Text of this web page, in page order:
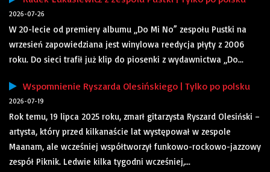
2026-07-26
W 20-lecie od premiery albumu „Do Mi No” zespołu Pustki na
wrzesień zapowiedziana jest winylowa reedycja płyty z 2006
roku. Do sieci trafił już klip do piosenki z wydawnictwa „Do...
Wspomnienie Ryszarda Olesińskiego | Tylko po polsku
2026-07-19
Rok temu, 19 lipca 2025 roku, zmarł gitarzysta Ryszard Olesiński –
artysta, który przed kilkanaście lat występował w zespole
Maanam, ale wcześniej współtworzył funkowo-rockowo-jazzowy
zespół Piknik. Ledwie kilka tygodni wcześniej,...